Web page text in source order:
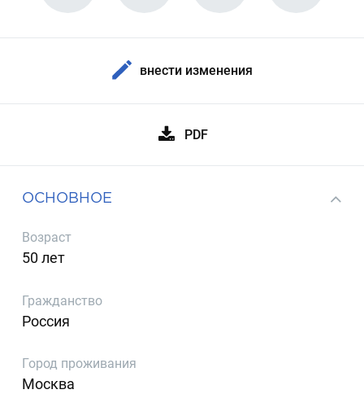
внести изменения
PDF
ОСНОВНОЕ
Возраст
50 лет
Гражданство
Россия
Город проживания
Москва